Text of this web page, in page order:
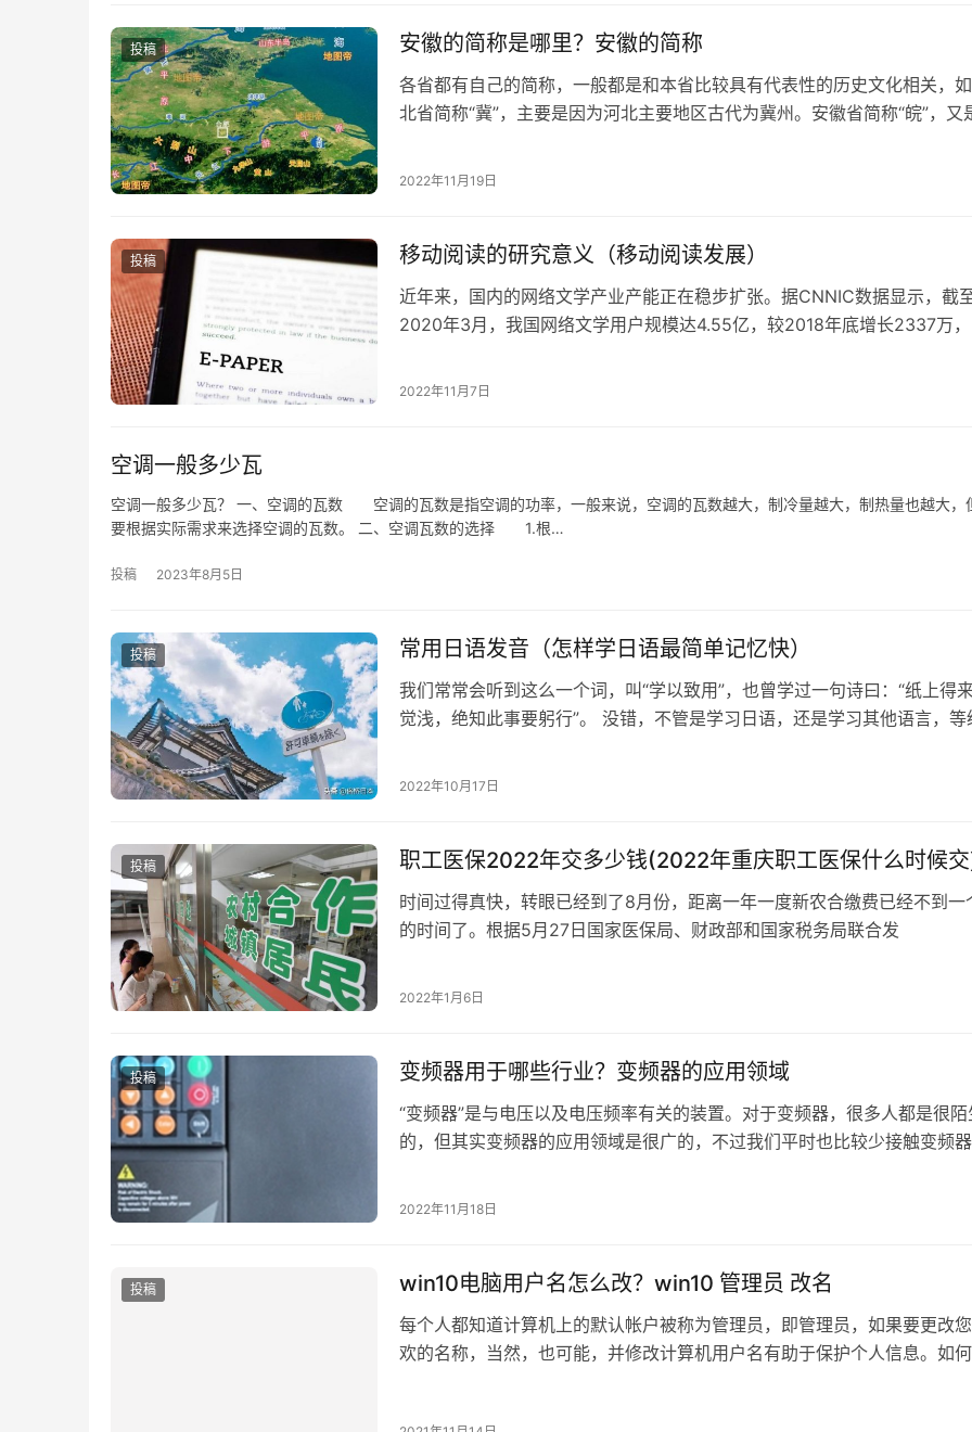
投稿 安徽的简称是哪里？安徽的简称
各省都有自己的简称，一般都是和本省比较具有代表性的历史文化相关，
北省简称“冀”，主要是因为河北主要地区古代为冀州。安徽省简称“皖”，又
2022年11月19日
投稿 移动阅读的研究意义（移动阅读发展）
近年来，国内的网络文学产业产能正在稳步扩张。据CNNIC数据显示，截
2020年3月，我国网络文学用户规模达4.55亿，较2018年底增长2337万
2022年11月7日
空调一般多少瓦
空调一般多少瓦？ 一、空调的瓦数 空调的瓦数是指空调的功率，一般来说，空调的瓦数越大，制冷量越大，制热量也越大，
要根据实际需求来选择空调的瓦数。 二、空调瓦数的选择 1.根…
投稿 2023年8月5日
投稿 常用日语发音（怎样学日语最简单记忆快）
我们常常会听到这么一个词，叫“学以致用”，也曾学过一句诗曰：“纸上得
觉浅，绝知此事要躬行”。 没错，不管是学习日语，还是学习其他语言，等
2022年10月17日
投稿 职工医保2022年交多少钱(2022年重庆职工医保什么时候
时间过得真快，转眼已经到了8月份，距离一年一度新农合缴费已经不到一
的时间了。根据5月27日国家医保局、财政部和国家税务局联合发
2022年1月6日
投稿 变频器用于哪些行业？变频器的应用领域
“变频器”是与电压以及电压频率有关的装置。对于变频器，很多人都是很陌
的，但其实变频器的应用领域是很广的，不过我们平时也比较少接触变频
2022年11月18日
投稿 win10电脑用户名怎么改？win10 管理员 改名
每个人都知道计算机上的默认帐户被称为管理员，即管理员，如果要更改
欢的名称，当然，也可能，并修改计算机用户名有助于保护个人信息。如